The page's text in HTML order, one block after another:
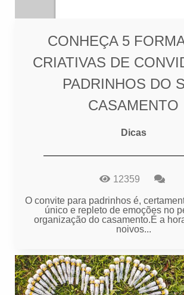
CONHEÇA 5
CRIATIVAS DE
PADRINHOS DO
CASAMENTO
Dicas
12359
O convite para padrinhos é,
único e repleto de emoções no
organização do casamento.É a
noivos...